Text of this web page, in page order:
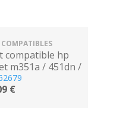
compatible hp
m351a / 451dn /
magenta 2.600
€